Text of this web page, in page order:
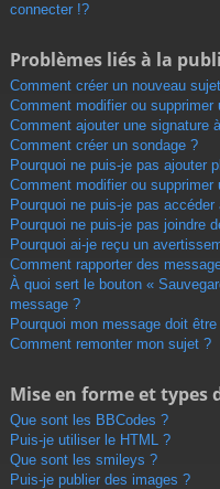
connecter !?
Problèmes liés à la
Comment créer un nouveau
Comment modifier ou supprimer
Comment ajouter une signature
Comment créer un sondage ?
Pourquoi ne puis-je pas ajouter
Comment modifier ou supprimer
Pourquoi ne puis-je pas accéder
Pourquoi ne puis-je pas joindre
Pourquoi ai-je reçu un
Comment rapporter des
À quoi sert le bouton «
message ?
Pourquoi mon message doit
Comment remonter mon sujet ?
Mise en forme et types
Que sont les BBCodes ?
Puis-je utiliser le HTML ?
Que sont les smileys ?
Puis-je publier des images ?